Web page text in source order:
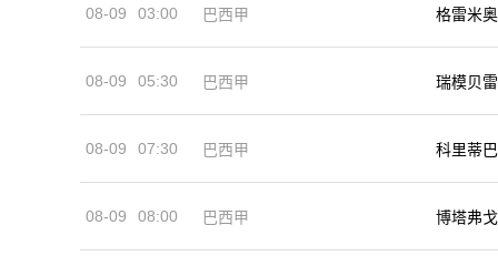
08-09 03:00 巴西甲 格雷米奥
08-09 05:30 巴西甲 瑞模贝雷
08-09 07:30 巴西甲 科里蒂巴
08-09 08:00 巴西甲 博塔弗戈